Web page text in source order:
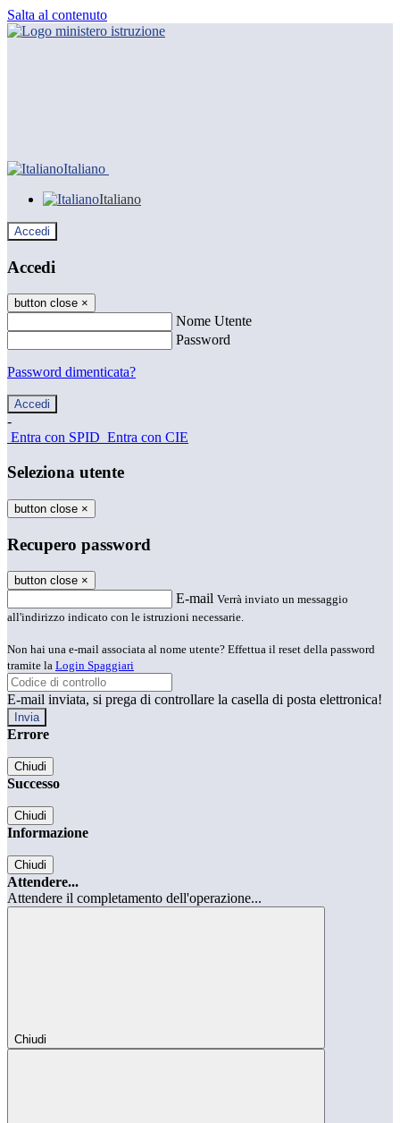
Salta al contenuto
Italiano
Italiano
Accedi
Accedi
button close ×
Nome Utente
Password
Password dimenticata?
-
Entra con SPID Entra con CIE
Seleziona utente
button close ×
Recupero password
button close ×
E-mail Verrà inviato un messaggio
all'indirizzo indicato con le istruzioni necessarie.
Non hai una e-mail associata al nome utente? Effettua il reset della password
tramite la Login Spaggiari
E-mail inviata, si prega di controllare la casella di posta elettronica!
Errore
Chiudi
Successo
Chiudi
Informazione
Chiudi
Attendere...
Attendere il completamento dell'operazione...
Chiudi